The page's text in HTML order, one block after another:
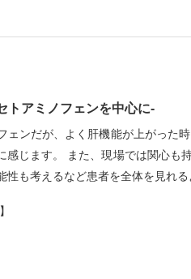
トアミノフェンを中心に‐
ェンだが、よく肝機能が上がった
感じます。 また、現場では関心
性も考えるなど患者を全体を見れ